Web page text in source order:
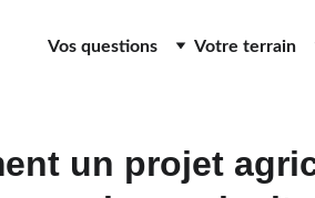
Vos questions Votre terrain
un projet